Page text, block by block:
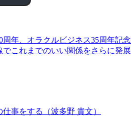
周年、オラクルビジネス35周年記念
でこれまでのいい関係をさらに発展
事をする（波多野 貴文）